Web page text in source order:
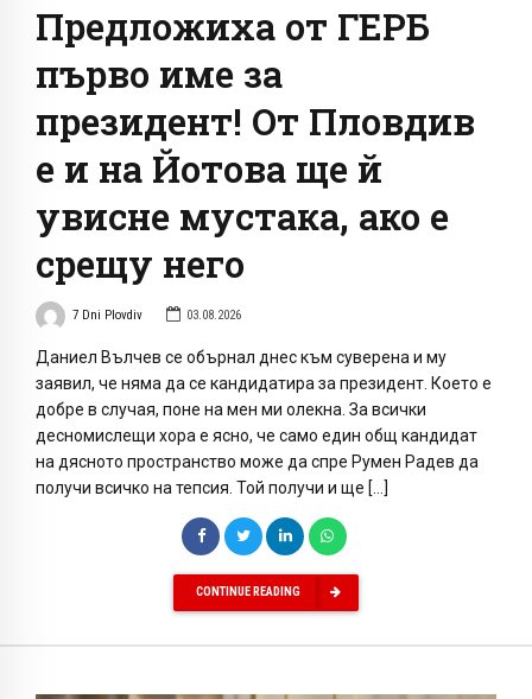
Предложиха от ГЕРБ
първо име за
президент! От Пловдив
е и на Йотова ще й
увисне мустака, ако е
срещу него
7 Dni Plovdiv 03.08.2026
Даниел Вълчев се обърнал днес към суверена и му
заявил, че няма да се кандидатира за президент. Което е
добре в случая, поне на мен ми олекна. За всички
десномислещи хора е ясно, че само един общ кандидат
на дясното пространство може да спре Румен Радев да
получи всичко на тепсия. Той получи и ще […]
CONTINUE READING